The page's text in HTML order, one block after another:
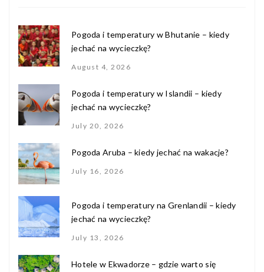
Pogoda i temperatury w Bhutanie – kiedy
jechać na wycieczkę?
August 4, 2026
Pogoda i temperatury w Islandii – kiedy
jechać na wycieczkę?
July 20, 2026
Pogoda Aruba – kiedy jechać na wakacje?
July 16, 2026
Pogoda i temperatury na Grenlandii – kiedy
jechać na wycieczkę?
July 13, 2026
Hotele w Ekwadorze – gdzie warto się